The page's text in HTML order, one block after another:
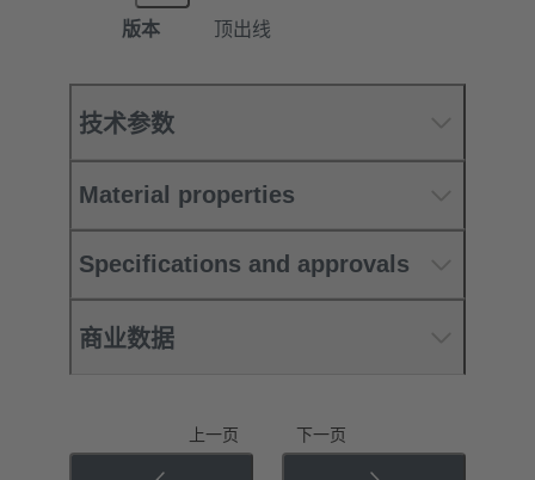
版本 顶出线
技术参数
Material properties
Specifications and approvals
商业数据
上一页 下一页